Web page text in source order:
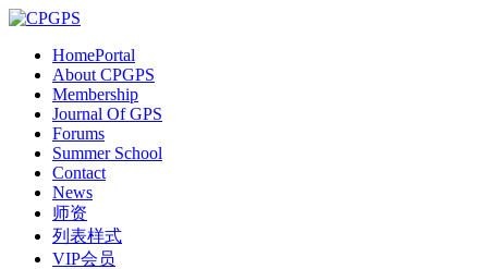
HomePortal
About CPGPS
Membership
Journal Of GPS
Forums
Summer School
Contact
News
师资
列表样式
VIP会员